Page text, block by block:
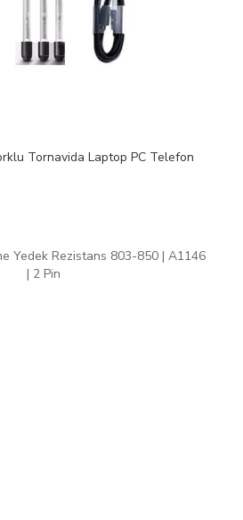
Tornavida Laptop PC Telefon